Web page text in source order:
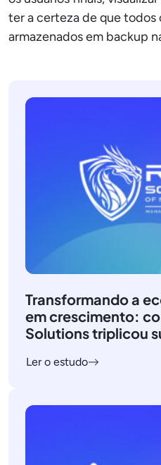
ter a certeza de que todos
armazenados em backup
Transformando a
em crescimento:
Solutions triplicou
Ler o estudo